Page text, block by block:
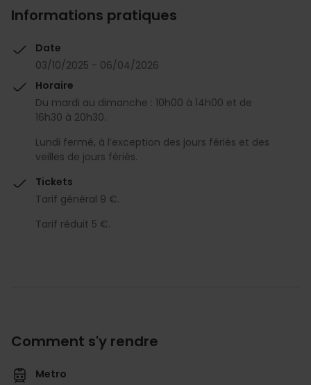
Informations pratiques
Date
03/10/2025 - 06/04/2026
Horaire
Du mardi au dimanche : 10h00 à 14h00 et de
16h30 à 20h30.
Lundi fermé, à l’exception des jours fériés et des
veilles de jours fériés.
Tickets
Tarif général 9 €.
Tarif réduit 5 €.
Comment s'y rendre
Metro